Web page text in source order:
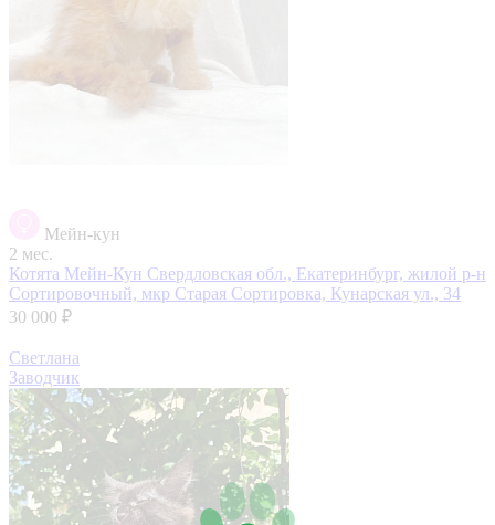
Мейн-кун
2 мес.
Котята Мейн-Кун Свердловская обл., Екатеринбург, жилой р-н
Сортировочный, мкр Старая Сортировка, Кунарская ул., 34
30 000 ₽
Светлана
Заводчик